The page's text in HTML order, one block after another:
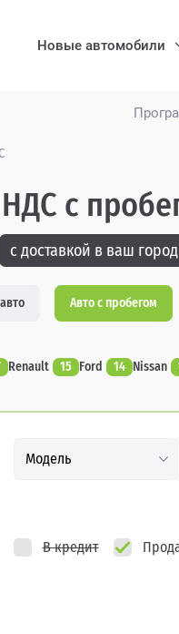
Новые автомобили
с
с доставкой в ваш
Авто с пробегом
Renault 15 Ford 14 Nissan
Модель
В кредит